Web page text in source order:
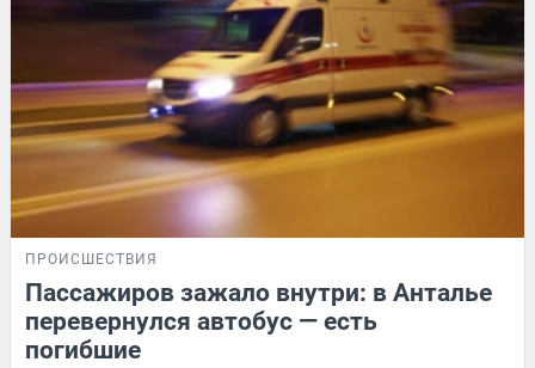
ПРОИСШЕСТВИЯ
Пассажиров зажало внутри: в Анталье
перевернулся автобус — есть
погибшие